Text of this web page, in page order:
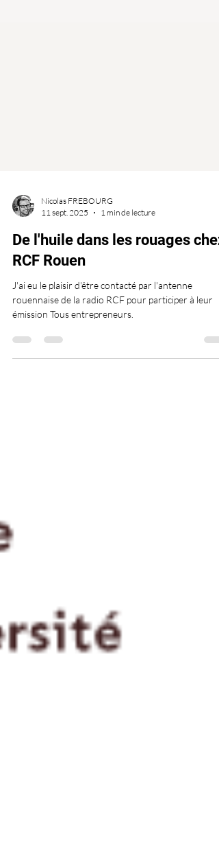
11 sept. 2025
1 min de lecture
De l'huile dans les rouages chez
RCF Rouen
J'ai eu le plaisir d'être contacté par l'antenne
rouennaise de la radio RCF pour participer à leur
émission Tous entrepreneurs.